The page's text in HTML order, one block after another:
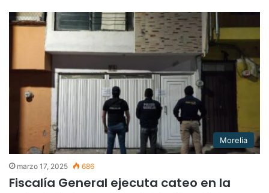
Morelia
marzo 17, 2025 686
Fiscalía General ejecuta cateo en la